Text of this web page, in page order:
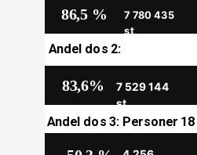
86,5 %
7 780 435
st
Andel dos 2:
83,6% 7 529 144
st
Andel dos 3: Personer